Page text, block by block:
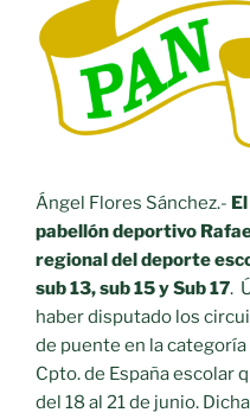
Ángel Flores Sánchez.-
pabellón deportivo
regional del deporte
sub 13, sub 15 y Sub 17.
haber disputado los
de puente en la categoría
Cpto. de España escolar
del 18 al 21 de junio.